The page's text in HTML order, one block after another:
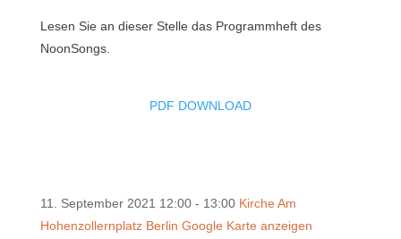
Lesen Sie an dieser Stelle das Programmheft des
NoonSongs.
PDF DOWNLOAD
11. September 2021 12:00 - 13:00 Kirche Am
Hohenzollernplatz Berlin Google Karte anzeigen